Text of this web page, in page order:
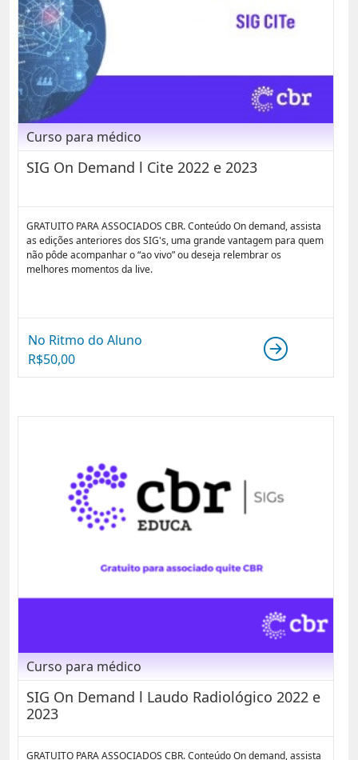
Curso para médico
SIG On Demand l Cite 2022 e 2023
GRATUITO PARA ASSOCIADOS CBR. Conteúdo On demand, assista
as edições anteriores dos SIG's, uma grande vantagem para quem
não pôde acompanhar o “ao vivo” ou deseja relembrar os
melhores momentos da live.
No Ritmo do Aluno
R$50,00
Curso para médico
SIG On Demand l Laudo Radiológico 2022 e
2023
GRATUITO PARA ASSOCIADOS CBR. Conteúdo On demand, assista